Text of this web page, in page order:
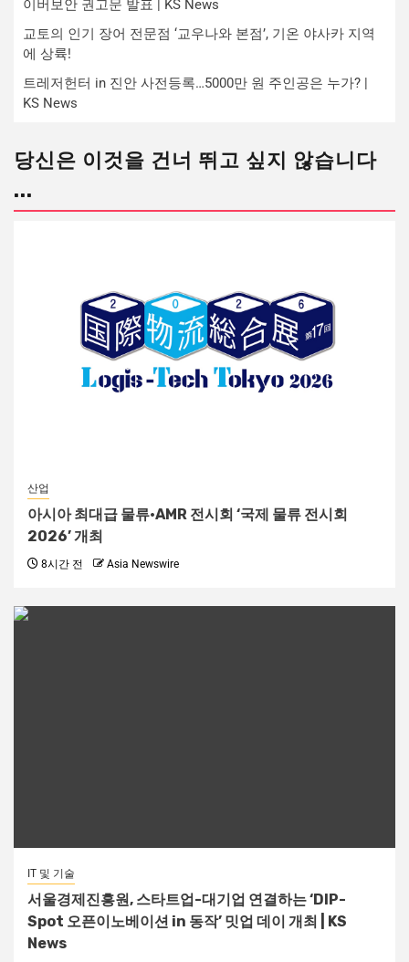
이버보안 권고문 발표 | KS News
교토의 인기 장어 전문점 ‘교우나와 본점’, 기온 야사카 지역
에 상륙!
트레저헌터 in 진안 사전등록…5000만 원 주인공은 누가? |
KS News
당신은 이것을 건너 뛰고 싶지 않습니다
...
산업
아시아 최대급 물류·AMR 전시회 ‘국제 물류 전시회
2026’ 개최
8시간 전 Asia Newswire
IT 및 기술
서울경제진흥원, 스타트업-대기업 연결하는 ‘DIP-
Spot 오픈이노베이션 in 동작’ 밋업 데이 개최 | KS
News